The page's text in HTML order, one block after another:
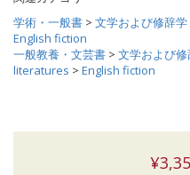
学術・一般書 > 文学および修辞学
English fiction
一般教養・文芸書 > 文学および
literatures > English fiction